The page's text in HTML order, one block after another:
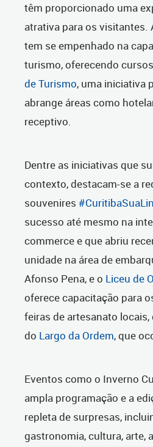
têm proporcionado uma
atrativa para os visitantes.
tem se empenhado na
turismo, oferecendo
de Turismo, uma iniciativa
abrange áreas como
receptivo.
Dentre as iniciativas que
contexto, destacam-se a
souvenires
sucesso até mesmo na
commerce e que abriu
unidade na área de
Afonso Pena, e o Liceu de
oferece capacitação para
feiras de artesanato
do Largo da Ordem, que
Eventos como o Inverno
ampla programação e a
repleta de surpresas,
gastronomia, cultura, arte,